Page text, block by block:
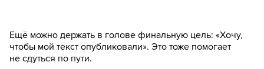
Ещё можно держать в голове финальную цель: «Хочу,
чтобы мой текст опубликовали». Это тоже помогает
не сдуться по пути.